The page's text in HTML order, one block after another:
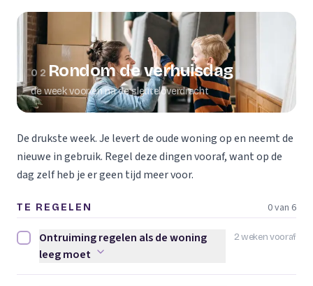
02 Rondom de verhuisdag
de week voor en na de sleuteloverdracht
De drukste week. Je levert de oude woning op en neemt de
nieuwe in gebruik. Regel deze dingen vooraf, want op de
dag zelf heb je er geen tijd meer voor.
TE REGELEN 0 van 6
2 weken vooraf
Ontruiming regelen als de woning leeg moet afvinken
Ontruiming regelen als de woning
leeg moet